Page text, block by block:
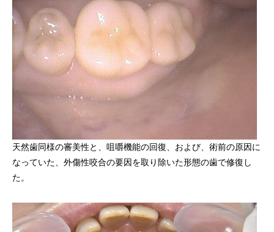
天然歯同様の審美性と、咀嚼機能の回復、および、術前の原因に
なっていた、外傷性咬合の要因を取り除いた形態の歯で修復し
た。